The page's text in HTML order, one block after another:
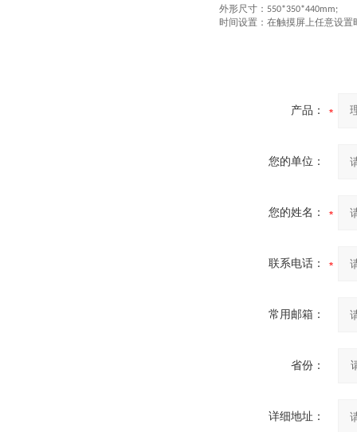
外形尺寸： 550*350*440mm;
时间设置：在触摸屏上任意设置
产品：
您的单位：
您的姓名：
联系电话：
常用邮箱：
省份：
详细地址：